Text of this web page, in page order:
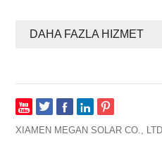
DAHA FAZLA HIZMET
    
XIAMEN MEGAN SOLAR CO.,